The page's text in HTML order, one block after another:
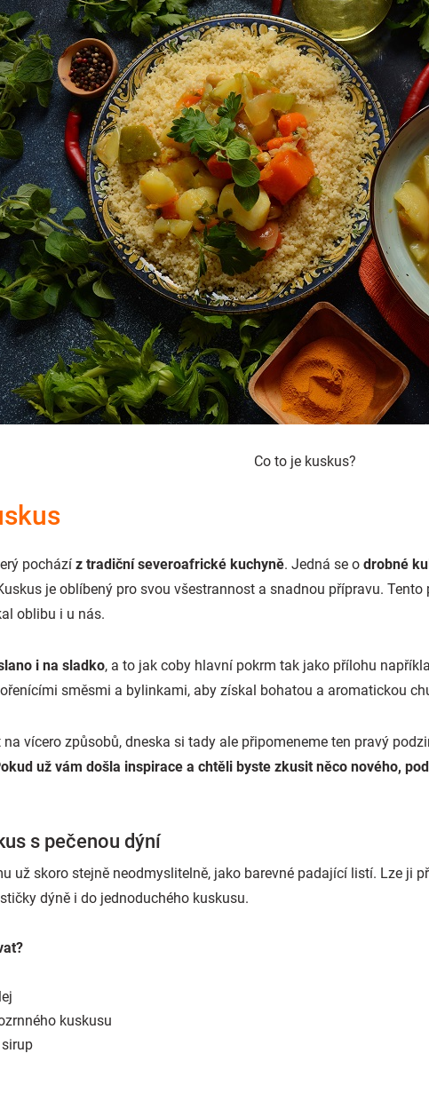
Co to je kuskus?
pochází z tradiční severoafrické kuchyně. Jedná se o drobné
je oblíbený pro svou všestrannost a snadnou přípravu.
oblibu i u nás.
i na sladko, a to jak coby hlavní pokrm tak jako přílohu
směsmi a bylinkami, aby získal bohatou a aromatickou
vícero způsobů, dneska si tady ale připomeneme ten pravý
už vám došla inspirace a chtěli byste zkusit něco nového,
s pečenou dýní
už skoro stejně neodmyslitelně, jako barevné padající listí. Lze ji
dýně i do jednoduchého kuskusu.
kuskusu